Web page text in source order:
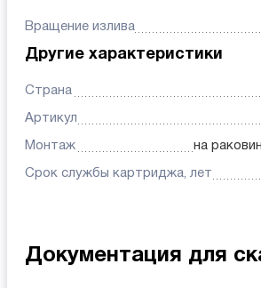
Вращение излива
Другие характеристики
Страна
Артикул
Монтаж на
Срок службы картриджа, лет
Документация для